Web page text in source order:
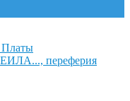
Платы
переферия